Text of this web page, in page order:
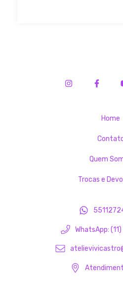
Home
Quem
Trocas e
WhatsApp: